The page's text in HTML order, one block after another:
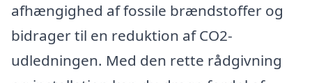
afhængighed af fossile brændstoffer og
bidrager til en reduktion af CO2-
udledningen. Med den rette rådgivning